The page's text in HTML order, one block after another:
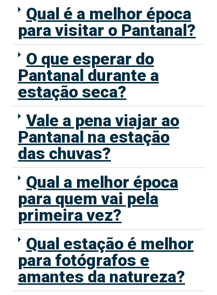
Qual é a melhor época
para visitar o Pantanal?
O que esperar do
Pantanal durante a
estação seca?
Vale a pena viajar ao
Pantanal na estação
das chuvas?
Qual a melhor época
para quem vai pela
primeira vez?
Qual estação é melhor
para fotógrafos e
amantes da natureza?